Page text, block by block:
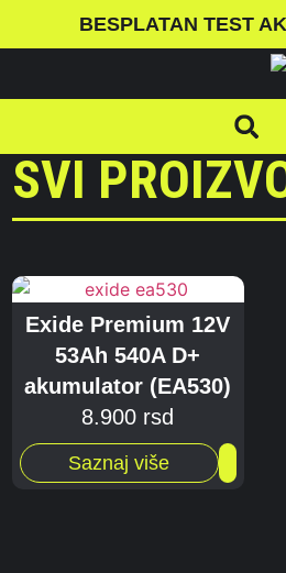
BESPLATAN TEST
SVI
Exide Premium 12V
53Ah 540A D+
akumulator (EA530)
8.900 rsd
Saznaj više